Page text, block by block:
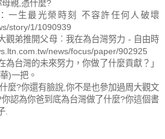
親,憑什麼?
一生最光榮時刻 不容許任何人破壞
story/1/1090939
觀弟推開父母︰我在為台灣努力 - 自由時
news/focus/paper/902925
為台灣的未來努力，你做了什麼貢獻？」
)一把。
麼?你還有臉說,你不是也參加過周大觀文
認為你爸到底為台灣做了什麼?你這個書
.